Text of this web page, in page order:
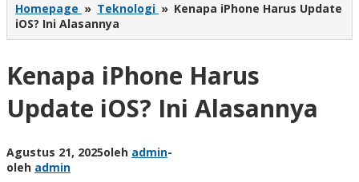
Homepage » Teknologi » Kenapa iPhone Harus Update
iOS? Ini Alasannya
Kenapa iPhone Harus
Update iOS? Ini Alasannya
Agustus 21, 2025oleh admin-
oleh admin